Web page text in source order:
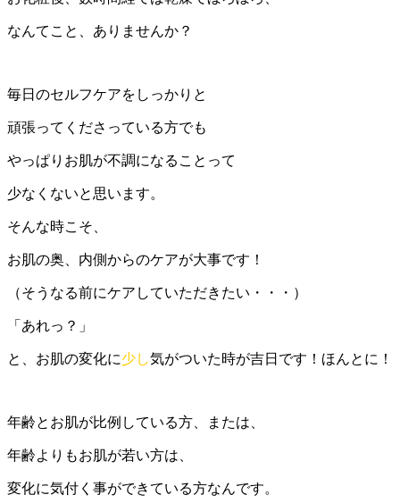
なんてこと、ありませんか？
毎日のセルフケアをしっかりと
頑張ってくださっている方でも
やっぱりお肌が不調になることって
少なくないと思います。
そんな時こそ、
お肌の奥、内側からのケアが大事です！
（そうなる前にケアしていただきたい・・・）
「あれっ？」
と、お肌の変化に少し気がついた時が吉日です！ほんとに！
年齢とお肌が比例している方、または、
年齢よりもお肌が若い方は、
変化に気付く事ができている方なんです。